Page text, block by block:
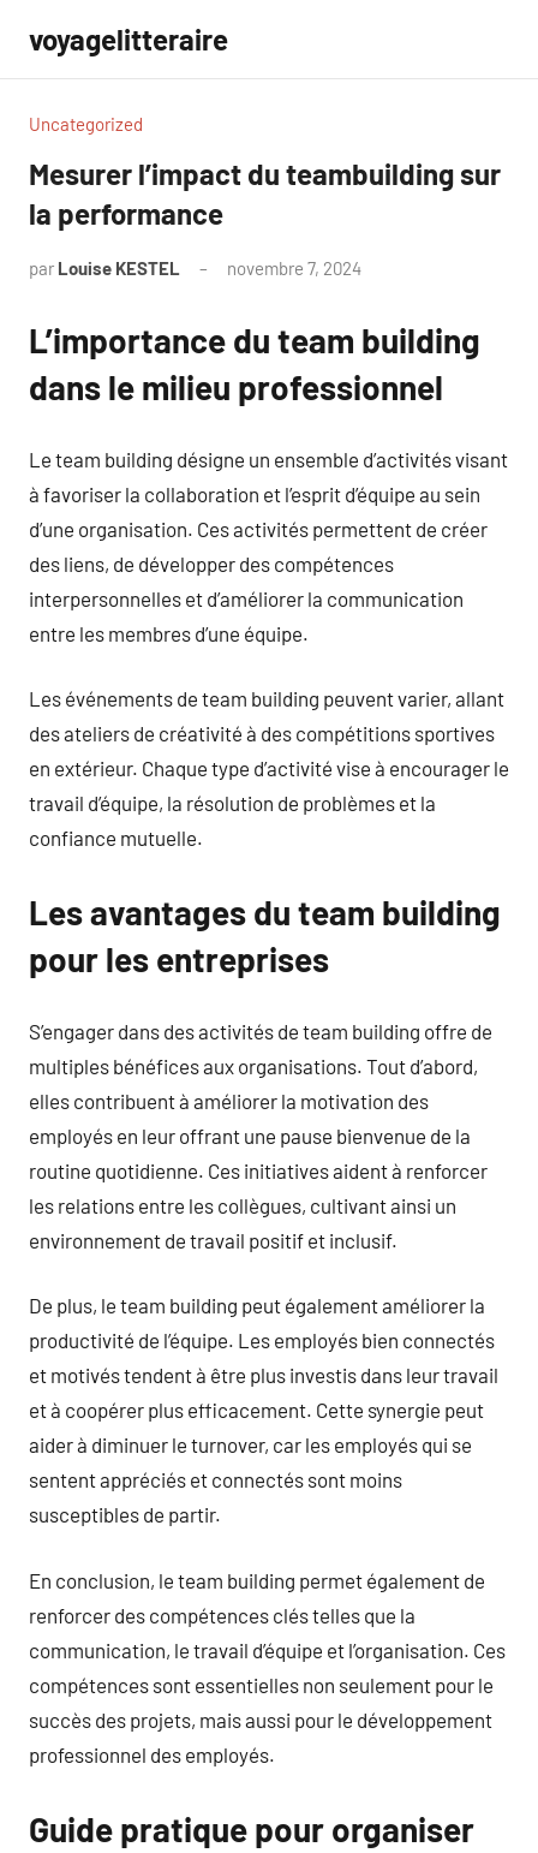
contenu
voyagelitteraire
Uncategorized
Mesurer l’impact du teambuilding sur
la performance
par Louise KESTEL novembre 7, 2024
L’importance du team building
dans le milieu professionnel
Le team building désigne un ensemble d’activités visant
à favoriser la collaboration et l’esprit d’équipe au sein
d’une organisation. Ces activités permettent de créer
des liens, de développer des compétences
interpersonnelles et d’améliorer la communication
entre les membres d’une équipe.
Les événements de team building peuvent varier, allant
des ateliers de créativité à des compétitions sportives
en extérieur. Chaque type d’activité vise à encourager le
travail d’équipe, la résolution de problèmes et la
confiance mutuelle.
Les avantages du team building
pour les entreprises
S’engager dans des activités de team building offre de
multiples bénéfices aux organisations. Tout d’abord,
elles contribuent à améliorer la motivation des
employés en leur offrant une pause bienvenue de la
routine quotidienne. Ces initiatives aident à renforcer
les relations entre les collègues, cultivant ainsi un
environnement de travail positif et inclusif.
De plus, le team building peut également améliorer la
productivité de l’équipe. Les employés bien connectés
et motivés tendent à être plus investis dans leur travail
et à coopérer plus efficacement. Cette synergie peut
aider à diminuer le turnover, car les employés qui se
sentent appréciés et connectés sont moins
susceptibles de partir.
En conclusion, le team building permet également de
renforcer des compétences clés telles que la
communication, le travail d’équipe et l’organisation. Ces
compétences sont essentielles non seulement pour le
succès des projets, mais aussi pour le développement
professionnel des employés.
Guide pratique pour organiser